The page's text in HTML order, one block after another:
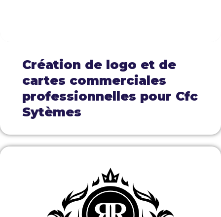
Création de logo et de
cartes commerciales
professionnelles pour Cfc
Sytèmes